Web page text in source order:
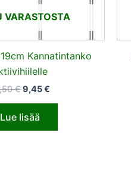
VARASTOSTA
Kannatintanko
€9,45€
Lue lisää